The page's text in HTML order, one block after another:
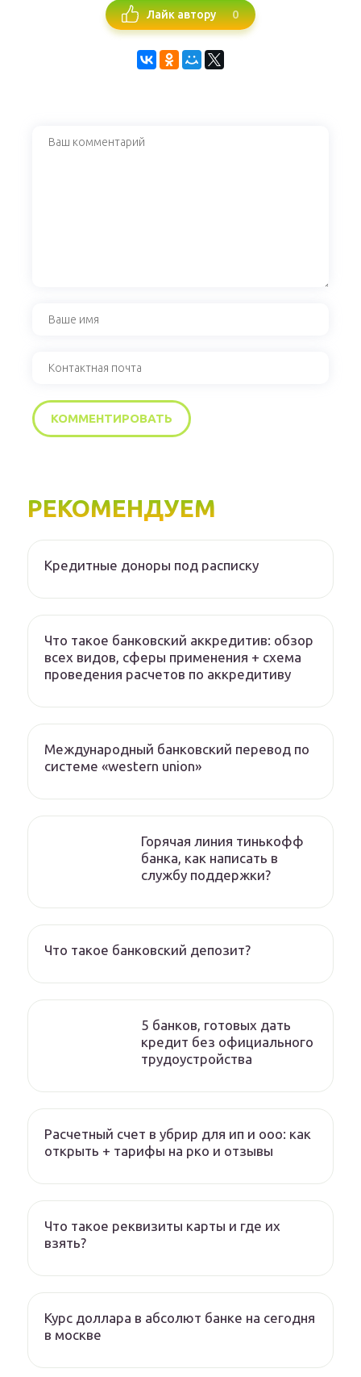
Лайк автору 0
РЕКОМЕНДУЕМ
Кредитные доноры под расписку
Что такое банковский аккредитив: обзор
всех видов, сферы применения + схема
проведения расчетов по аккредитиву
Международный банковский перевод по
системе «western union»
Горячая линия тинькофф
банка, как написать в
службу поддержки?
Что такое банковский депозит?
5 банков, готовых дать
кредит без официального
трудоустройства
Расчетный счет в убрир для ип и ооо: как
открыть + тарифы на рко и отзывы
Что такое реквизиты карты и где их
взять?
Курс доллара в абсолют банке на сегодня
в москве